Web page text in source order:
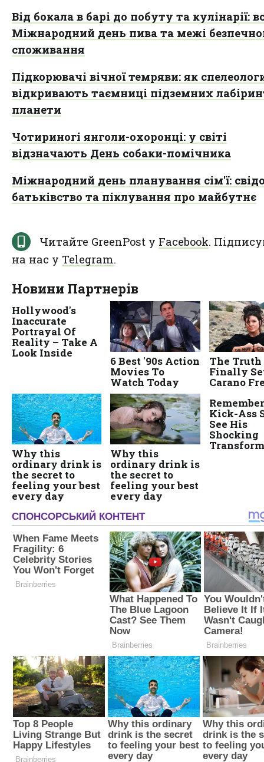
Від бокала в барі до побуту та кулінарії:
Міжнародний день пива та межі
споживання
Підкорювачі вічної темряви: як
відкривають таємниці підземних
планети
Чотириногі янголи-охоронці: у світі
відзначають День собаки-помічника
Міжнародний день планування сім'ї:
батьківство та піклування про майбутнє
Читайте GreenPost у Facebook.
на нас у Telegram.